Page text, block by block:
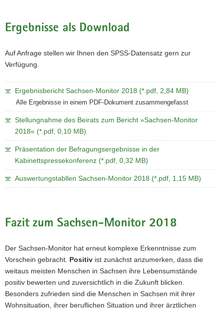
Ergebnisse als Download
Auf Anfrage stellen wir Ihnen den SPSS-Datensatz gern zur
Verfügung.
Ergebnisbericht Sachsen-Monitor 2018 (*.pdf, 2,84 MB)
Alle Ergebnisse in einem PDF-Dokument zusammengefasst
Stellungnahme des Beirats zum Bericht »Sachsen-Monitor
2018« (*.pdf, 0,10 MB)
Präsentation der Befragungsergebnisse in der
Kabinettspressekonferenz (*.pdf, 0,32 MB)
Auswertungstabllen Sachsen-Monitor 2018 (*.pdf, 1,15 MB)
Fazit zum Sachsen-Monitor 2018
Der Sachsen-Monitor hat erneut komplexe Erkenntnisse zum
Vorschein gebracht. Positiv ist zunächst anzumerken, dass die
weitaus meisten Menschen in Sachsen ihre Lebensumstände
positiv bewerten und zuversichtlich in die Zukunft blicken.
Besonders zufrieden sind die Menschen in Sachsen mit ihrer
Wohnsituation, ihrer beruflichen Situation und ihrer ärztlichen